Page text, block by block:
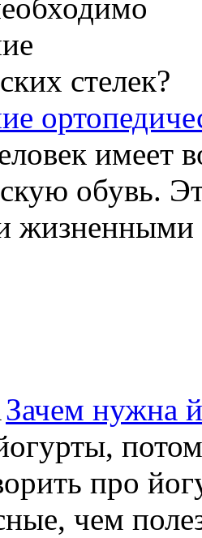
имеет
обувь.
жизненными
Зачем нужна
про
чем